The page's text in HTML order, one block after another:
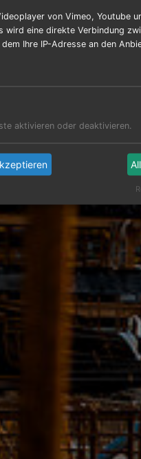
von Vimeo, Youtube
wird eine direkte Verbindung
Ihre IP-Adresse an den
aktivieren oder deaktivieren.